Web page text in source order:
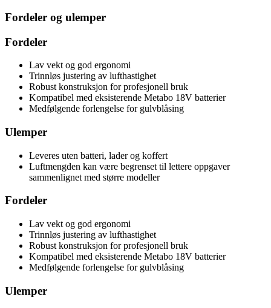
Fordeler og ulemper
Fordeler
Lav vekt og god ergonomi
Trinnløs justering av lufthastighet
Robust konstruksjon for profesjonell bruk
Kompatibel med eksisterende Metabo 18V batterier
Medfølgende forlengelse for gulvblåsing
Ulemper
Leveres uten batteri, lader og koffert
Luftmengden kan være begrenset til lettere oppgaver
sammenlignet med større modeller
Fordeler
Lav vekt og god ergonomi
Trinnløs justering av lufthastighet
Robust konstruksjon for profesjonell bruk
Kompatibel med eksisterende Metabo 18V batterier
Medfølgende forlengelse for gulvblåsing
Ulemper